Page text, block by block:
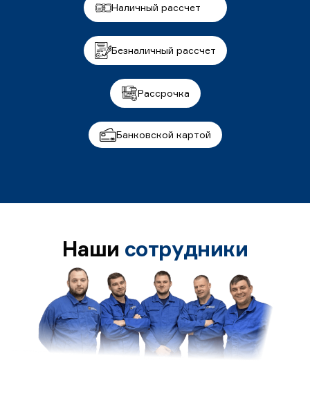
Наличный рассчет
Безналичный рассчет
Рассрочка
Банковской картой
Наши сотрудники